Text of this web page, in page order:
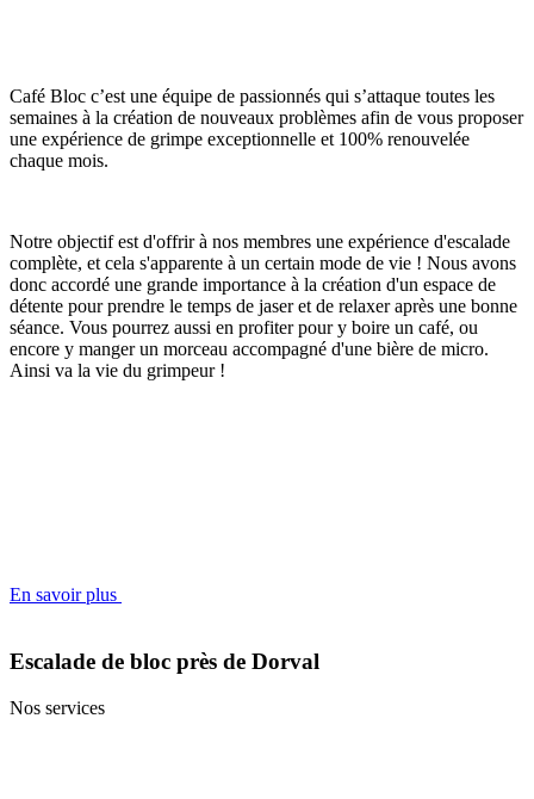
Café Bloc c’est une équipe de passionnés qui s’attaque toutes les
semaines à la création de nouveaux problèmes afin de vous proposer
une expérience de grimpe exceptionnelle et 100% renouvelée
chaque mois.
Notre objectif est d'offrir à nos membres une expérience d'escalade
complète, et cela s'apparente à un certain mode de vie ! Nous avons
donc accordé une grande importance à la création d'un espace de
détente pour prendre le temps de jaser et de relaxer après une bonne
séance. Vous pourrez aussi en profiter pour y boire un café, ou
encore y manger un morceau accompagné d'une bière de micro.
Ainsi va la vie du grimpeur !
En savoir plus
Escalade de bloc près de Dorval
Nos services